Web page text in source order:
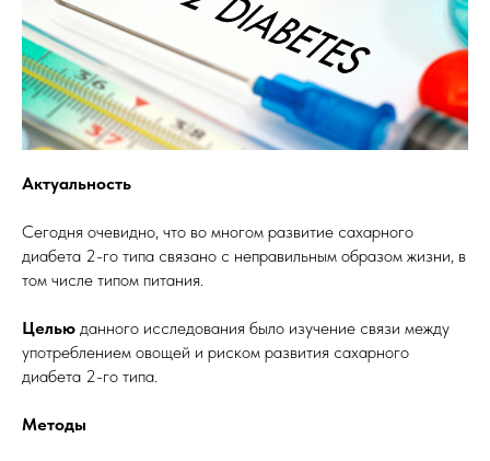
Актуальность
Сегодня очевидно, что во многом развитие сахарного
диабета 2-го типа связано с неправильным образом жизни, в
том числе типом питания.
Целью данного исследования было изучение связи между
употреблением овощей и риском развития сахарного
диабета 2-го типа.
Методы